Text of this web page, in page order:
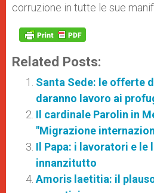
corruzione in tutte le sue
Related Posts:
Santa Sede: le offerte
daranno lavoro ai
Il cardinale Parolin in
"Migrazione
Il Papa: i lavoratori e le
innanzitutto
Amoris laetitia: il